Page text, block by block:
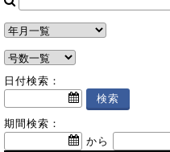
日付検索：
期間検索：
から